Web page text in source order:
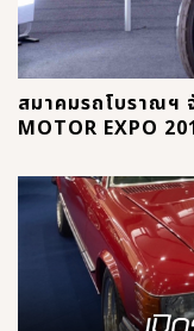
สมาคมรถโบราณฯ
MOTOR EXPO